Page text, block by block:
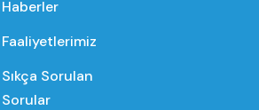
Haberler
Faaliyetlerimiz
Sıkça Sorulan
Sorular